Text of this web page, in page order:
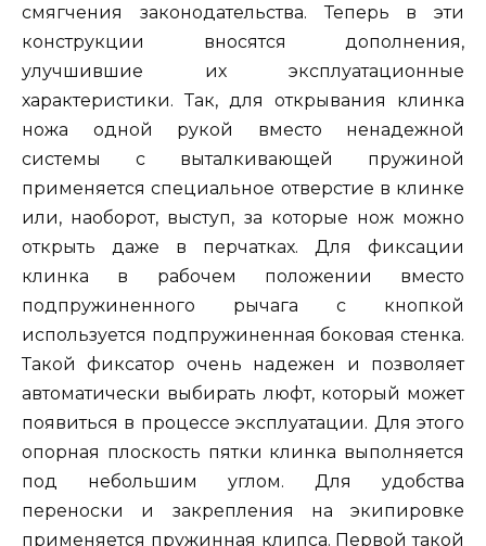
смягчения законодательства. Теперь в эти
конструкции вносятся дополнения,
улучшившие их эксплуатационные
характеристики. Так, для открывания клинка
ножа одной рукой вместо ненадежной
системы с выталкивающей пружиной
применяется специальное отверстие в клинке
или, наоборот, выступ, за которые нож можно
открыть даже в перчатках. Для фиксации
клинка в рабочем положении вместо
подпружиненного рычага с кнопкой
используется подпружиненная боковая стенка.
Такой фиксатор очень надежен и позволяет
автоматически выбирать люфт, который может
появиться в процессе эксплуатации. Для этого
опорная плоскость пятки клинка выполняется
под небольшим углом. Для удобства
переноски и закрепления на экипировке
применяется пружинная клипса. Первой такой